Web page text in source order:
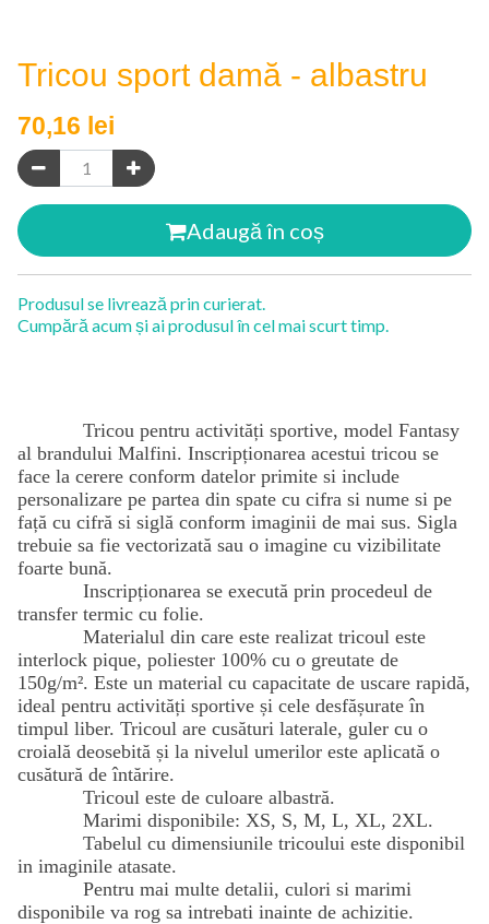
Tricou sport damă - albastru
70,16 lei
Adaugă în coș
Produsul se livrează prin curierat.
Cumpără acum și ai produsul în cel mai scurt timp.
Tricou pentru activități sportive, model Fantasy
al brandului Malfini. Inscripționarea acestui tricou se
face la cerere conform datelor primite si include
personalizare pe partea din spate cu cifra si nume si pe
față cu cifră si siglă conform imaginii de mai sus. Sigla
trebuie sa fie vectorizată sau o imagine cu vizibilitate
foarte bună.
Inscripționarea se execută prin procedeul de
transfer termic cu folie.
Materialul din care este realizat tricoul este
interlock pique, poliester 100% cu o greutate de
150g/m². Este un material cu capacitate de uscare rapidă,
ideal pentru activități sportive și cele desfășurate în
timpul liber. Tricoul are cusături laterale, guler cu o
croială deosebită și la nivelul umerilor este aplicată o
cusătură de întărire.
Tricoul este de culoare albastră.
Marimi disponibile: XS, S, M, L, XL, 2XL.
Tabelul cu dimensiunile tricoului este disponibil
in imaginile atasate.
Pentru mai multe detalii, culori si marimi
disponibile va rog sa intrebati inainte de achizitie.